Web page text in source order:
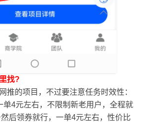
找?
推的项目，不过要注意任务时效性：
单4元左右，不限制新老用户，全程就
后领券就行，一单4元左右，性价比